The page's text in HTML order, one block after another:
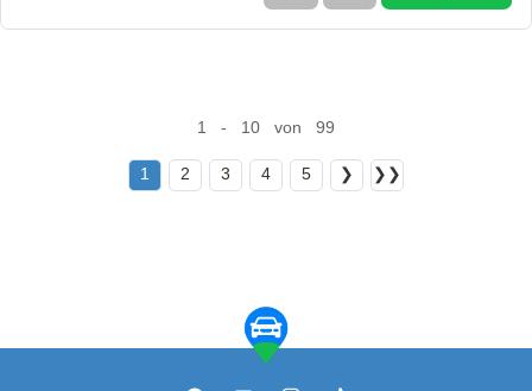
1 - 10 von 99
1 2 3 4 5 ❯ ❯❯